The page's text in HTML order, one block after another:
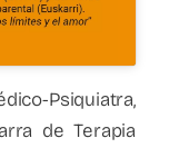
Psiquiatra,
de Terapia